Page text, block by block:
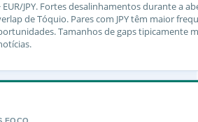
EUR/JPY. Fortes desalinhamentos durante a
de Tóquio. Pares com JPY têm maior
Tamanhos de gaps tipicamente